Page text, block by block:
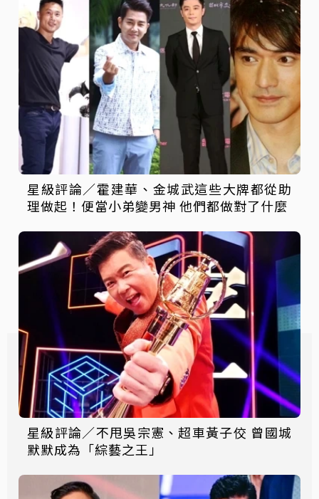
星級評論／霍建華、金城武這些大牌都從助
理做起！便當小弟變男神 他們都做對了什麼
星級評論／不甩吳宗憲、超車黃子佼 曾國城
默默成為「綜藝之王」